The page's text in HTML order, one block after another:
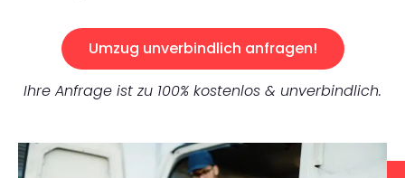
Umzug unverbindlich anfragen!
Ihre Anfrage ist zu 100% kostenlos & unverbindlich.